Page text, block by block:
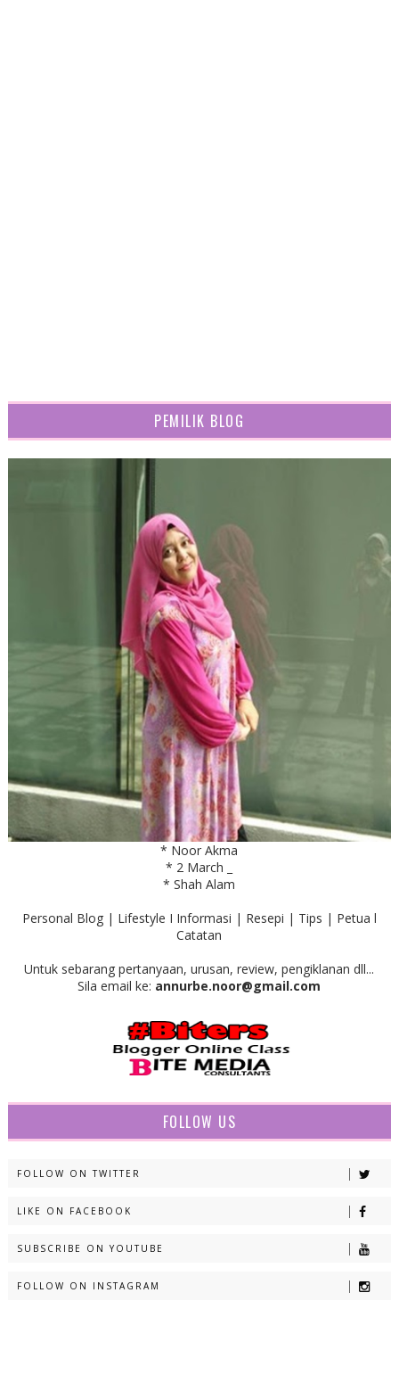
PEMILIK BLOG
* Noor Akma
* 2 March _
* Shah Alam
Personal Blog | Lifestyle I Informasi | Resepi | Tips | Petua l
Catatan
Untuk sebarang pertanyaan, urusan, review, pengiklanan dll...
Sila email ke: annurbe.noor@gmail.com
FOLLOW US
FOLLOW ON TWITTER
LIKE ON FACEBOOK
SUBSCRIBE ON YOUTUBE
FOLLOW ON INSTAGRAM